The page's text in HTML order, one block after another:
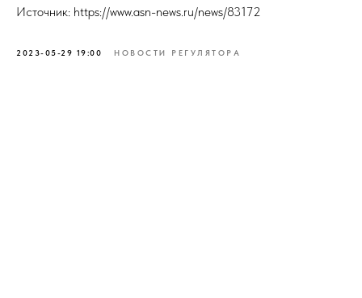
Источник: https://www.asn-news.ru/news/83172
2023-05-29 19:00 НОВОСТИ РЕГУЛЯТОРА